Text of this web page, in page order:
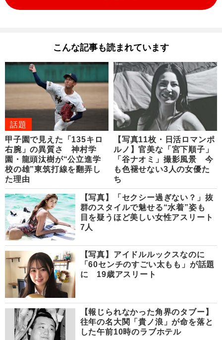
こんな記事も読まれています
話題
甲子園で見えた「135キロ
右腕」の異質さ 神村学
園・龍頭汰樹が“公立進学
校の雄”東筑打線を翻弄し
た理由
【写真11枚・日活ロマンポ
ルノ】官美な「宮下順子」
「谷ナオミ」撮影風景 今
も色褪せない3人の女優た
ち
【写真】「セクシー過ぎない？」抜
群のスタイルで魅せる“水着”姿も
目を疑うほど美しい女性アスリート
7人
【写真】アイドルルックスなのに
「60センチのすごい太もも」が話題
に 19歳アスリート
【報じられなかった角界のタブー】
往年の名大関「貴ノ浪」が命を落と
した午前10時のラブホテル